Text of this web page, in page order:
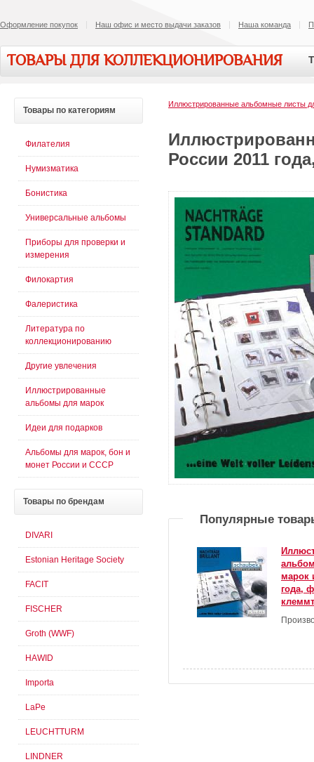
Оформление покупок Наш офис и место выдачи заказов Наша команда
ТОВАРЫ ДЛЯ КОЛЛЕКЦИОНИРОВАНИЯ
Иллюстрированные альбомные листы
России 2011
Популярные
марок
года,
Товары по категориям
Филателия
Нумизматика
Бонистика
Универсальные альбомы
Приборы для проверки и
измерения
Филокартия
Фалеристика
Литература по
коллекционированию
Другие увлечения
Иллюстрированные
альбомы для марок
Идеи для подарков
Альбомы для марок, бон и
монет России и СССР
Товары по брендам
DIVARI
Estonian Heritage Society
FACIT
FISCHER
Groth (WWF)
HAWID
Importa
LaPe
LEUCHTTURM
LINDNER